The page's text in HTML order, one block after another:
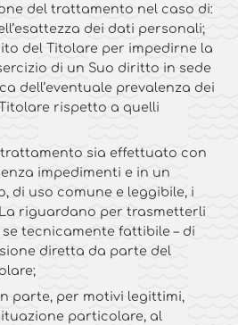
del trattamento nel caso di:
dei dati personali;
del Titolare per impedirne la
di un Suo diritto in sede
dell’eventuale prevalenza dei
rispetto a quelli
sia effettuato con
impedimenti e in un
di uso comune e leggibile, i
riguardano per trasmetterli
tecnicamente fattibile – di
diretta da parte del
parte, per motivi legittimi,
particolare, al